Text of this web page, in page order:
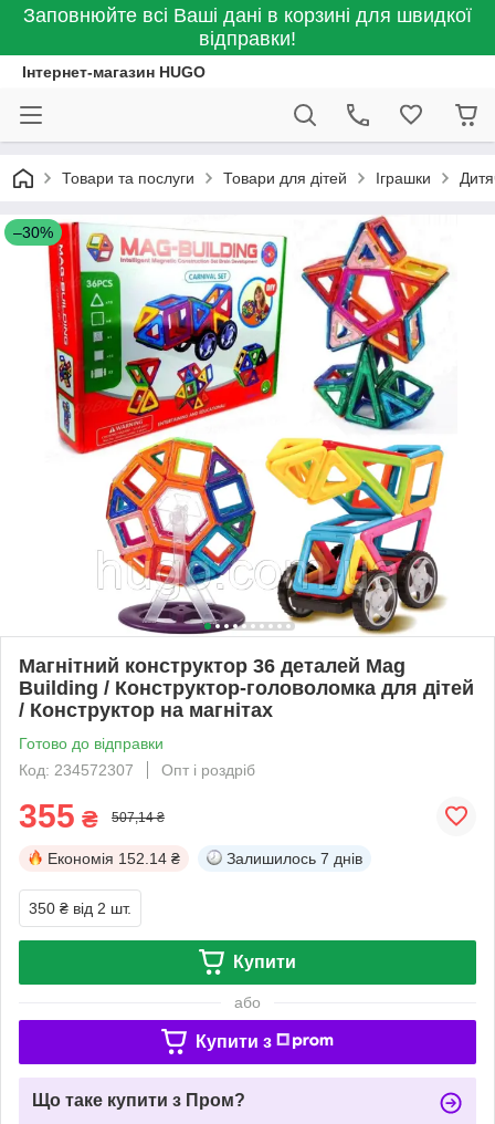
Заповнюйте всі Ваші дані в корзині для швидкої
відправки!
Інтернет-магазин HUGO
Товари та послуги Товари для дітей Іграшки
–30%
Магнітний конструктор 36 деталей Mag
Building / Конструктор-головоломка для дітей
/ Конструктор на магнітах
Готово до відправки
Код: 234572307
Опт і роздріб
355 ₴ 507,14 ₴
Економія 152.14 ₴ Залишилось 7 днів
350 ₴ від 2 шт.
Купити
або
Купити з
Що таке купити з Пром?